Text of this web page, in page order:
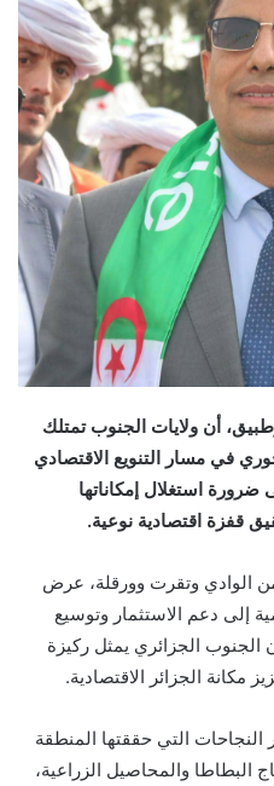
أن ولايات الجنوب تمتلك
في مسار التنويع الاقتصادي
ضرورة استغلال إمكاناتها
قفزة اقتصادية نوعية.
الوادي وتقرت وورقلة، عرض
إلى دعم الاستثمار وتوسيع
الجنوب الجزائري يمثل ركيزة
مكانة الجزائر الاقتصادية.
النجاحات التي حققتها المنطقة
البطاطا والمحاصيل الزراعية،